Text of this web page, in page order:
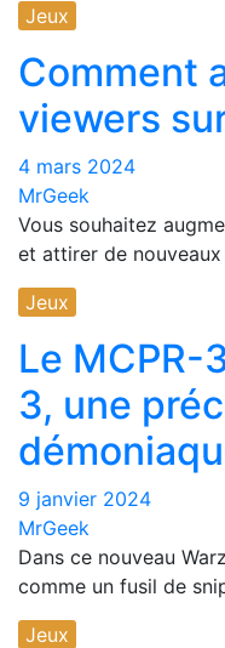
Jeux
Comment
viewers
4 mars 2024
MrGeek
Vous souhaitez
et attirer de
Jeux
Le MCPR-
3, une
9 janvier 2024
MrGeek
Dans ce nouveau
comme un fusil de
Jeux